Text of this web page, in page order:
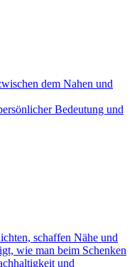
dem Nahen und
Bedeutung und
schaffen Nähe und
wie man beim Schenken
und